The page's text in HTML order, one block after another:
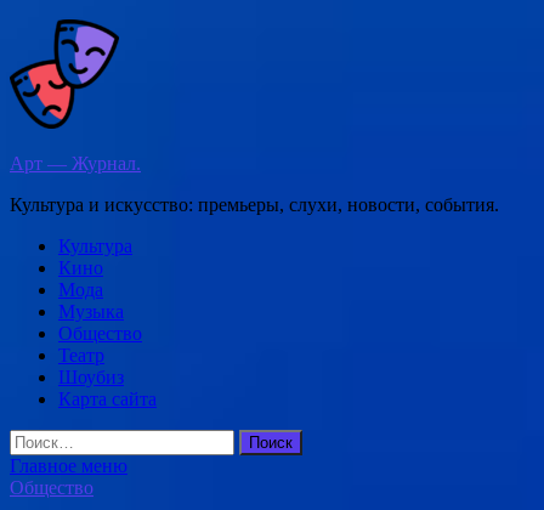
Перейти
содержимому
Арт — Журнал.
Культура и искусство: премьеры, слухи, новости, события.
Культура
Кино
Мода
Музыка
Общество
Театр
Шоубиз
Карта сайта
Найти:
Главное меню
Общество